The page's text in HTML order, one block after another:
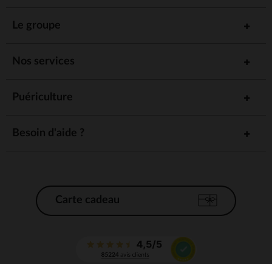
Le groupe
Nos services
Puériculture
Besoin d'aide ?
Carte cadeau